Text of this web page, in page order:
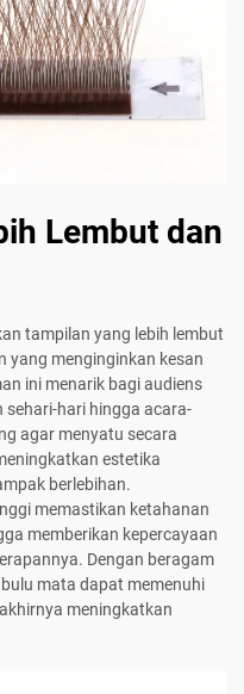
Lembut dan
tampilan yang lebih lembut
yang menginginkan kesan
ini menarik bagi audiens
sehari-hari hingga acara-
agar menyatu secara
estetika
berlebihan.
memastikan ketahanan
memberikan kepercayaan
Dengan beragam
mata dapat memenuhi
meningkatkan